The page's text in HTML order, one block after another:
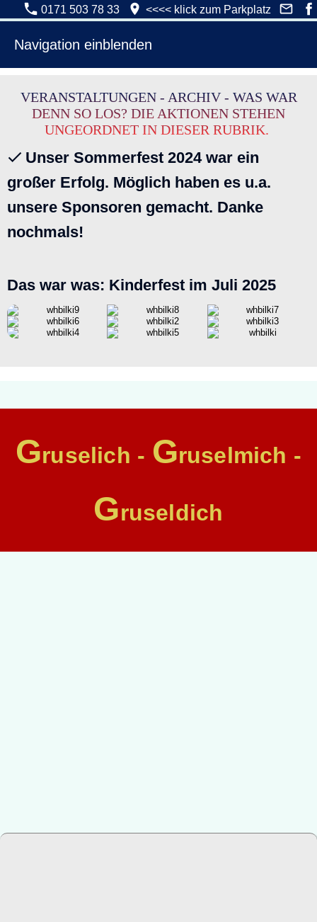
0171 503 78 33 <<<< klick zum Parkplatz
Navigation einblenden
VERANSTALTUNGEN - ARCHIV - WAS WAR
DENN SO LOS? DIE AKTIONEN STEHEN
UNGEORDNET IN DIESER RUBRIK.
Unser Sommerfest 2024 war ein
großer Erfolg. Möglich haben es u.a.
unsere Sponsoren gemacht. Danke
nochmals!
Das war was: Kinderfest im Juli 2025
Gruselich - Gruselmich -
Gruseldich